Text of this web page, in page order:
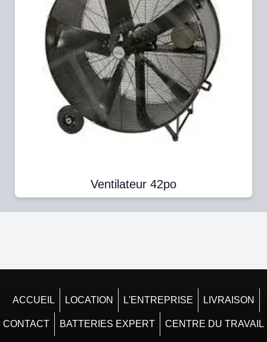
Ventilateur 42po
ACCUEIL LOCATION L'ENTREPRISE LIVRAISON
CONTACT BATTERIES EXPERT CENTRE DU TRAVAIL